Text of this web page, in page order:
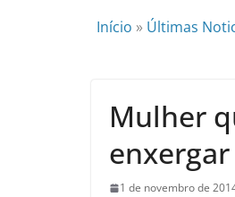
Início » Últimas
Mulher
1 de novembro de